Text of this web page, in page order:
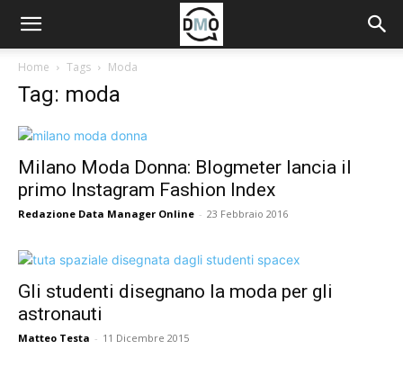
Home Tags Moda
Tag: moda
Milano Moda Donna: Blogmeter lancia il
primo Instagram Fashion Index
Redazione Data Manager Online - 23 Febbraio 2016
Gli studenti disegnano la moda per gli
astronauti
Matteo Testa - 11 Dicembre 2015